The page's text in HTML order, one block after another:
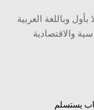
وباللغة العربية
والاقتصادية
يستسلم